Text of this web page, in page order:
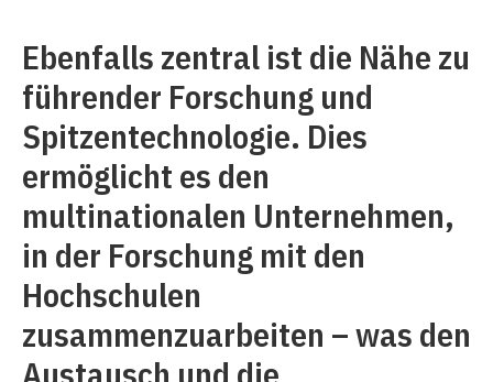
Ebenfalls zentral ist die Nähe zu
führender Forschung und
Spitzentechnologie. Dies
ermöglicht es den
multinationalen Unternehmen,
in der Forschung mit den
Hochschulen
zusammenzuarbeiten – was den